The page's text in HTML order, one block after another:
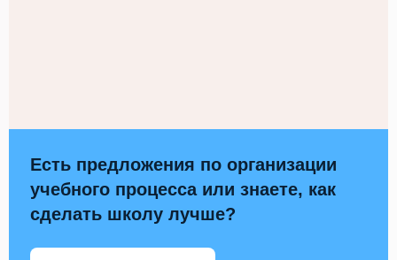
Есть предложения по организации
учебного процесса или знаете, как
сделать школу лучше?